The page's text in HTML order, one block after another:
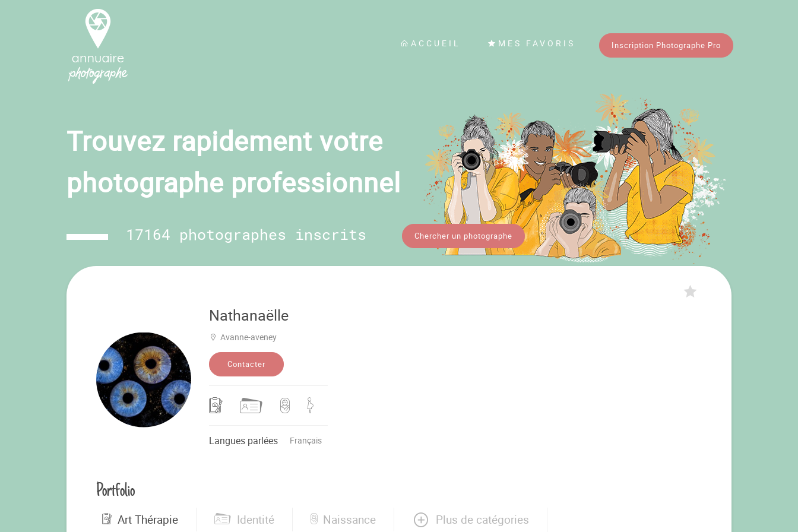
ACCUEIL MES FAVORIS Inscription Photographe Pro
Trouvez rapidement votre
photographe professionnel
17164 photographes inscrits Chercher un photographe
Nathanaëlle
Avanne-aveney
Contacter
Langues parlées Français
Portfolio
Art Thérapie Identité Naissance Plus de catégories